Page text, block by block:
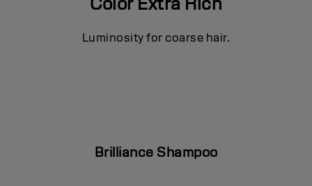
Luminosity for coarse hair.
Brilliance Shampoo